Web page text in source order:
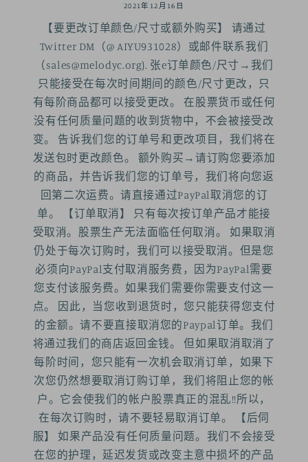
2021年12月16日
【要更改订单颜色/尺寸或额外购买】 请通过
Twitter DM（@ AIYU931028）或邮件联系我们
（sales@melodyc.org). 张e订单颜色/尺寸→我们
只能接受在每次时间期间的颜色/尺寸更改，只
有每阶商品都可以接受更改。 在股票货币或任何
没有任何质量问题的收到货物中，不会被接受改
变。 告诉我们您的订单号和更改项目，我们将在
发送包时更改颜色。 额外购买→请订购您要添加
的商品，并告诉我们您的订单号，我们将向您返
回第二次运费。请直接通过PayPal取消您的订
单。 【订单取消】 只有每次按订单产品才能接
受取消。股票生产无法面临任何取消。 如果取消
仍处于每次订购时，我们可以接受取消。但是您
必须向PayPal支付取消服务费，因为PayPal需要
您支付该服务费。如果我们需要你需要支付这一
点。 因此，当您收到退货时，您只能获得您支付
的金额。请不要直接取消您的Paypal订单。我们
将通过我们的商店返回金钱。 但如果取消取消了
每阶时间，您只能有一次机会取消订单，如果下
次您仍然想要取消订购订单，我们将阻止您的帐
户。它会使我们的帐户股票真正的混乱!!所以，
在每次订购时，请不要轻易取消订单。 【后伺
服】 如果产品没有任何质量问题。我们不会接受
在您的护理，延迟发货或改变主意中损坏的产品